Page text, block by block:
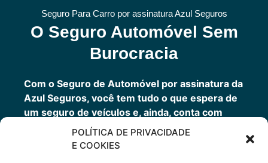
POLÍTICA DE PRIVACIDADE
E COOKIES
Seguro Para Carro por assinatura Azul Seguros
O Seguro Automóvel Sem
Burocracia
Com o Seguro de Automóvel por assinatura da
Azul Seguros, você tem tudo o que espera de
um seguro de veículos e, ainda, conta com
outros benefícios disponíveis 24h.
Você tem um seguro completo com a garantia